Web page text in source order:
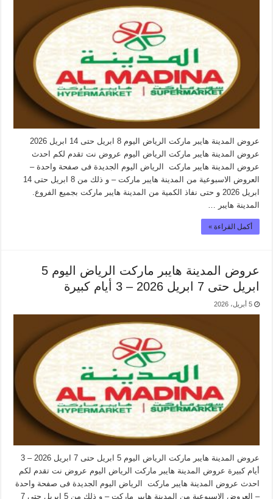
عروض المدينة هايبر ماركت الرياض اليوم عروض نت تقدم لكم احدث
عروض المدينة هايبر ماركت الرياض اليوم الجديدة فى صفحة واحدة –
العروض الاسبوعية من المدينة هايبر ماركت – و ذلك من 8 ابريل حتى 14
ابريل 2026 و حتى نفاذ الكمية من المدينة هايبر ماركت بجميع الفروع.
المدينة هايبر …
أكمل القراءة »
عروض المدينة هايبر ماركت الرياض اليوم 5
ابريل حتى 7 ابريل 2026 – 3 أيام كبيرة
5 أبريل، 2026
عروض المدينة هايبر ماركت الرياض اليوم 5 ابريل حتى 7 ابريل 2026 – 3
أيام كبيرة عروض المدينة هايبر ماركت الرياض اليوم عروض نت تقدم لكم
احدث عروض المدينة هايبر ماركت الرياض اليوم الجديدة فى صفحة واحدة
– العروض الاسبوعية من المدينة هايبر ماركت – و ذلك من 5 ابريل حتى 7